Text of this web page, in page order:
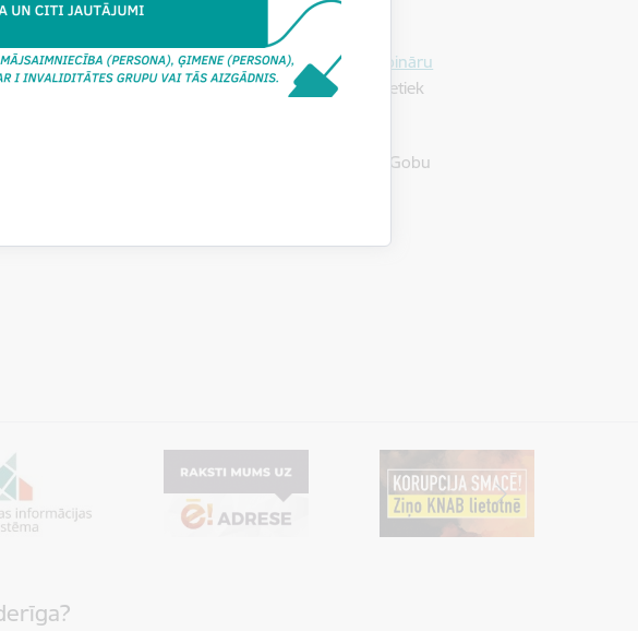
kalendāram pieejama BIS mājas lapas kalendārā
vietnē:Apmācības/Apmācību video arhīvs/BIS vebināru
ir bez maksas. Par dalību vebinārā apliecinājumi netiek
BIS attīstības nodaļas pakalpojumu vadītāju Agnesi Gobu